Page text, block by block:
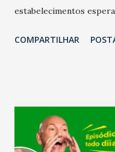
estabelecimentos
relação ao último
confraternizações de
Salário para um
país tem a menor taxa
COMPARTILHAR